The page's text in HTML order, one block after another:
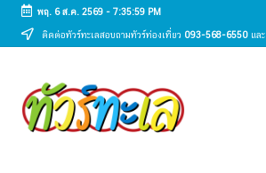
Skip
content
พฤ. 6 ส.ค. 2569- 7:36:00 PM
ติดต่อทัวร์ทะเลสอบถามทัวร์ท่องเที่ยว 093-568-6550และ
ทั
ว
ทัวร์
ทะเล
ราคา